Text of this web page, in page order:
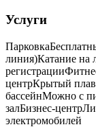
Услуги
Парковка
линия)Катание на
регистрации
центрКрытый
бассейнМожно с
залБизнес-центр
электромобилей